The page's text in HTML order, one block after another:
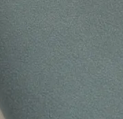
SHOPPING GUIDE
DEN